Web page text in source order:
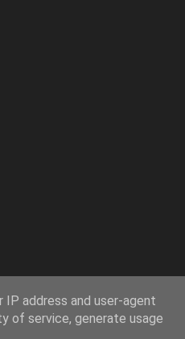
address and user-agent
of service, generate usage